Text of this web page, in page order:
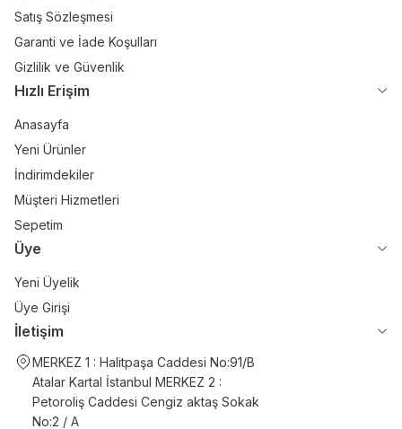
Satış Sözleşmesi
Garanti ve İade Koşulları
Gizlilik ve Güvenlik
Hızlı Erişim
Anasayfa
Yeni Ürünler
İndirimdekiler
Müşteri Hizmetleri
Sepetim
Üye
Yeni Üyelik
Üye Girişi
İletişim
MERKEZ 1 : Halitpaşa Caddesi No:91/B
Atalar Kartal İstanbul MERKEZ 2 :
Petoroliş Caddesi Cengiz aktaş Sokak
No:2 / A